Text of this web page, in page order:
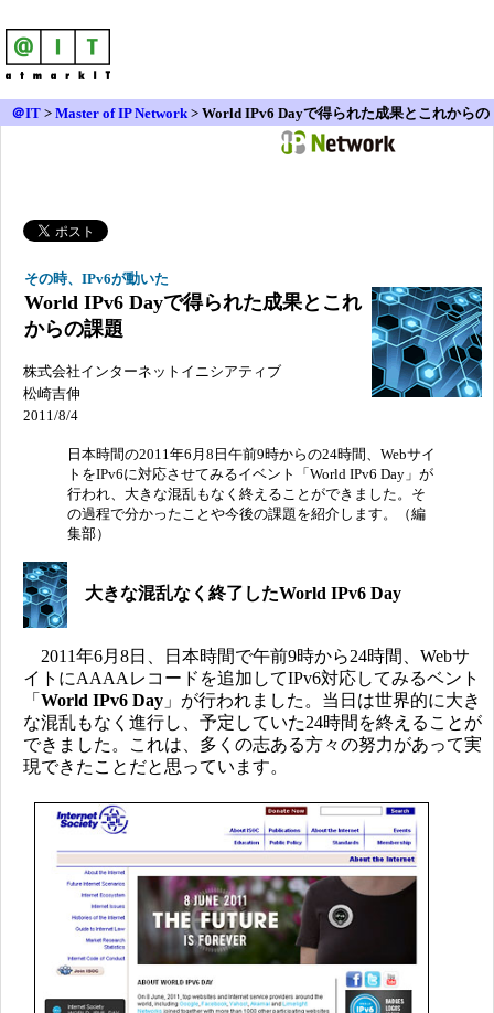
＠IT > Master of IP Network > World IPv6 Dayで得られた成果とこれからの
その時、IPv6が動いた
World IPv6 Dayで得られた成果とこれ
からの課題
株式会社インターネットイニシアティブ
松崎吉伸
2011/8/4
日本時間の2011年6月8日午前9時からの24時間、Webサイ
トをIPv6に対応させてみるイベント「World IPv6 Day」が
行われ、大きな混乱もなく終えることができました。そ
の過程で分かったことや今後の課題を紹介します。（編
集部）
大きな混乱なく終了したWorld IPv6 Day
2011年6月8日、日本時間で午前9時から24時間、Webサ
イトにAAAAレコードを追加してIPv6対応してみるベント
「 World IPv6 Day 」が行われました。当日は世界的に大き
な混乱もなく進行し、予定していた24時間を終えることが
できました。これは、多くの志ある方々の努力があって実
現できたことだと思っています。